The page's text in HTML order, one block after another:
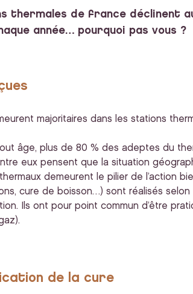
thermales de france déclinent
année… pourquoi pas vous ?
majoritaires dans les stations
âge, plus de 80 % des adeptes du
eux pensent que la situation
demeurent le pilier de l’action
cure de boisson…) sont réalisés
Ils ont pour point commun d’être
de la cure